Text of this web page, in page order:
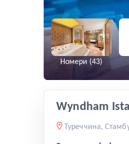
Номери (43)
Wyndham
Туреччина,